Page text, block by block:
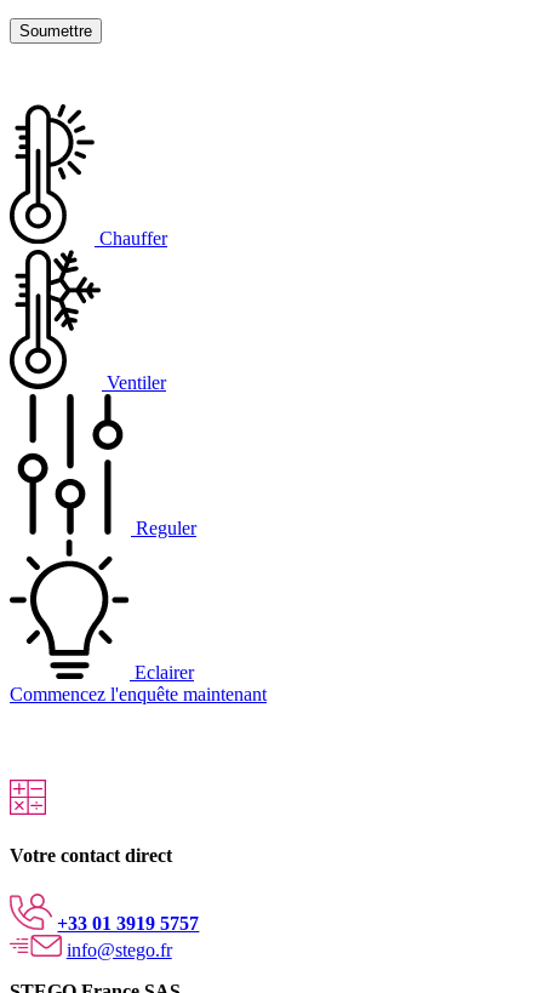
Chauffer
Ventiler
Reguler
Eclairer
Commencez l'enquête maintenant
Votre contact direct
+33 01 3919 5757
info@stego.fr